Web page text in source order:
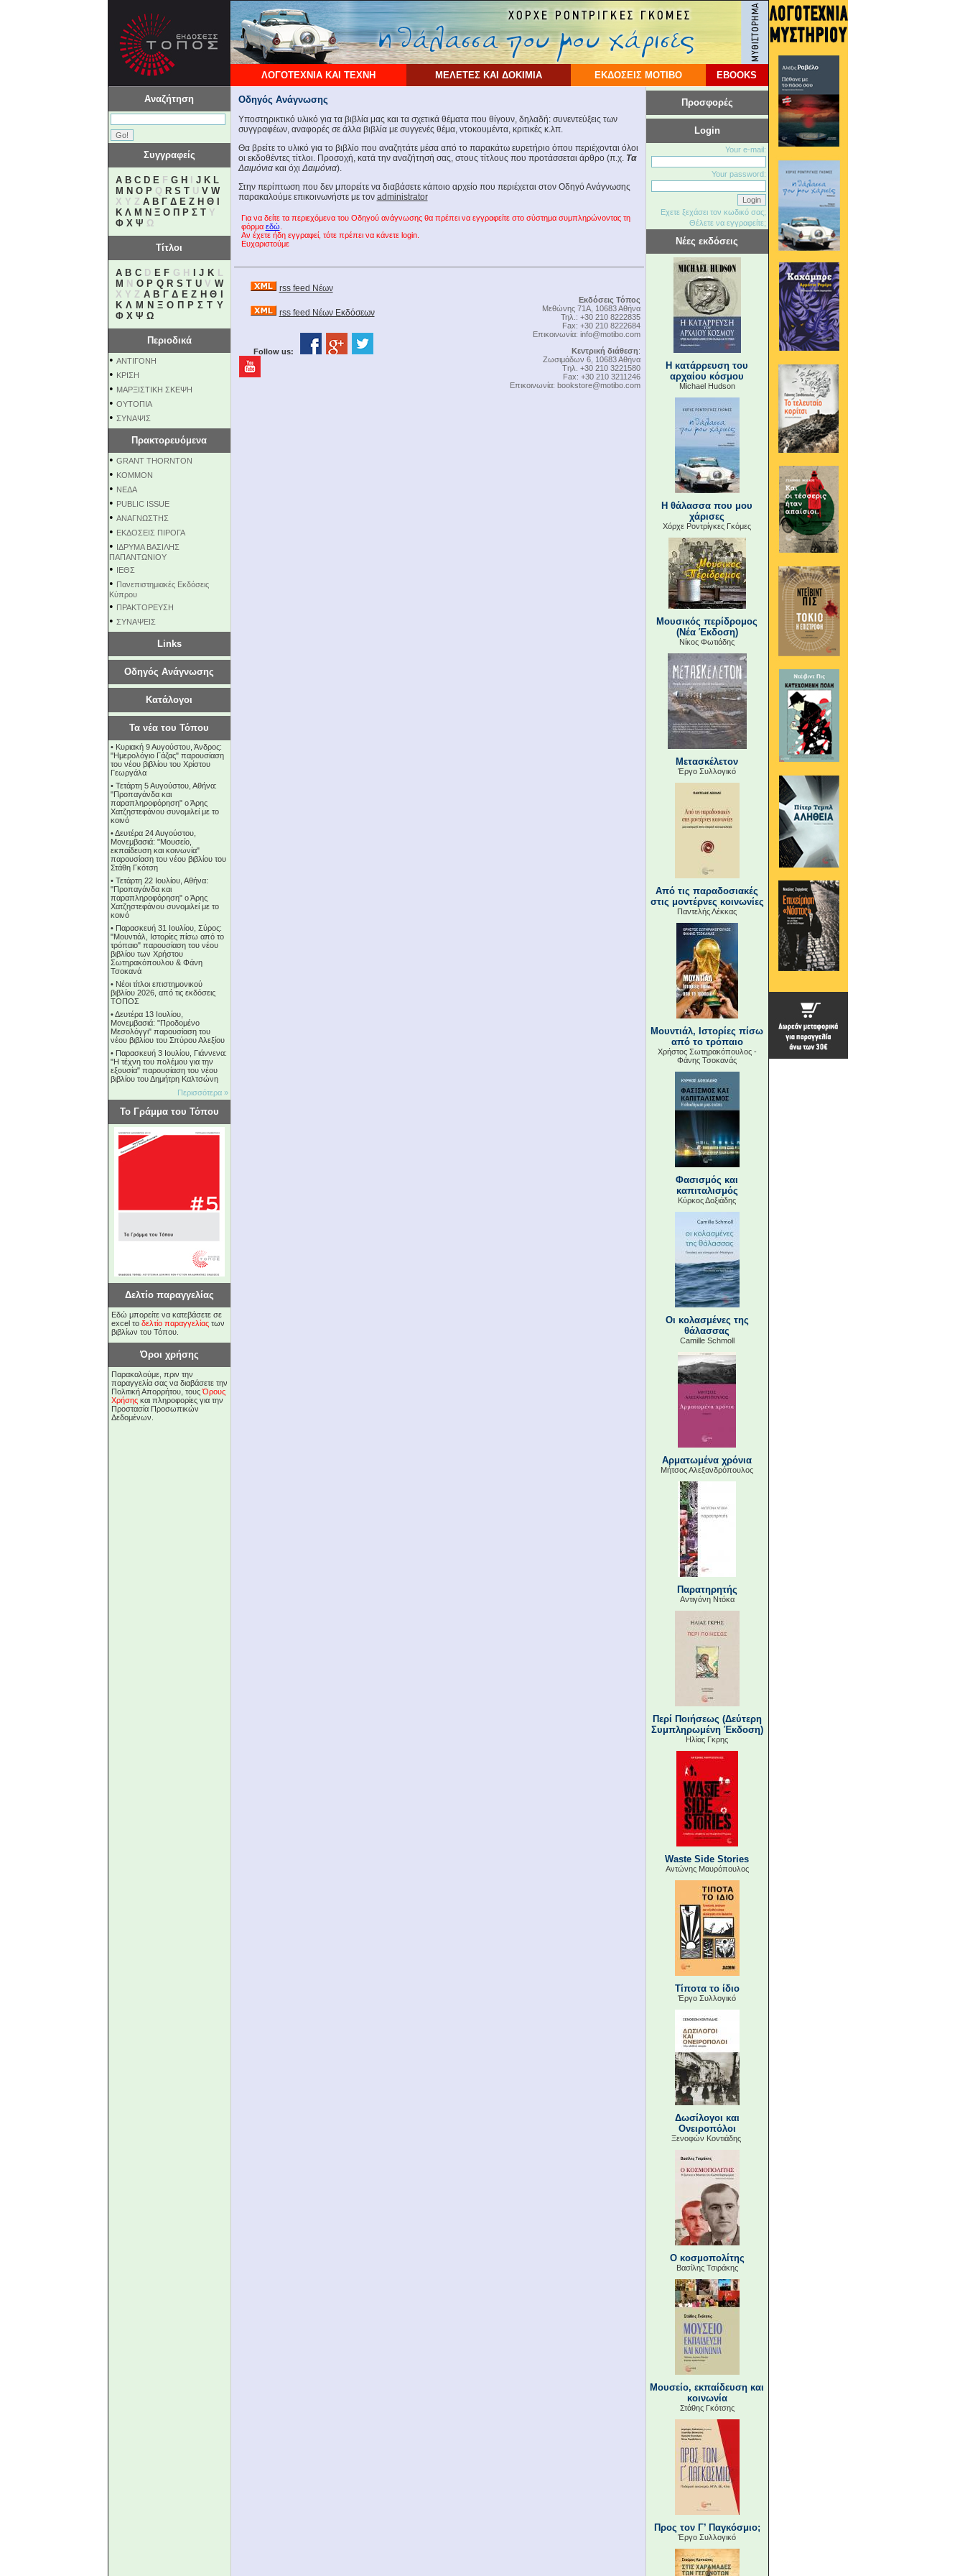
ΛΟΓΟΤΕΧΝΙΑ ΚΑΙ ΤΕΧΝΗ ΜΕΛΕΤΕΣ ΚΑΙ ΔΟΚΙΜΙΑ ΕΚΔΟΣΕΙΣ ΜΟΤΙΒΟ EBOOKS
Αναζήτηση
Συγγραφείς
A B C D EF G H J K L
M N O PQ R S TU V W
X Y Z Α Β Γ Δ Ε Ζ Η Θ
Κ Λ Μ Ν Ξ Ο Π Ρ Σ ΤΥ
Φ Χ Ψ Ω
Τίτλοι
A B CD E F G H J KL
M N O P Q R S T UV W
X Y Z Α Β Γ Δ Ε Ζ Η Θ
Κ Λ Μ Ν Ξ Ο Π Ρ Σ Τ Υ
Φ Χ Ψ Ω
Περιοδικά
• ΑΝΤΙΓΟΝΗ
• ΚΡΙΣΗ
• ΜΑΡΞΙΣΤΙΚΗ ΣΚΕΨΗ
• ΟΥΤΟΠΙΑ
• ΣΥΝΑΨΙΣ
Πρακτορευόμενα
• GRANT THORNTON
• KOMMON
• NEΔΑ
• PUBLIC ISSUE
• ΑΝΑΓΝΩΣΤΗΣ
• ΕΚΔΟΣΕΙΣ ΠΙΡΟΓΑ
• ΙΔΡΥΜΑ ΒΑΣΙΛΗΣ
ΠΑΠΑΝΤΩΝΙΟΥ
• ΙΕΘΣ
• Πανεπιστημιακές Εκδόσεις
Κύπρου
• ΠΡΑΚΤΟΡΕΥΣΗ
• ΣΥΝΑΨΕΙΣ
Links
Οδηγός Ανάγνωσης
Κατάλογοι
Τα νέα του Τόπου
• Κυριακή 9 Αυγούστου, Άνδρος:
"Ημερολόγιο Γάζας" παρουσίαση
του νέου βιβλίου του Χρίστου
Γεωργάλα
• Τετάρτη 5 Αυγούστου, Αθήνα:
"Προπαγάνδα και
παραπληροφόρηση" ο Άρης
Χατζηστεφάνου συνομιλεί με το
κοινό
•Δευτέρα 24 Αυγούστου,
Μονεμβασιά: "Μουσείο,
εκπαίδευση και κοινωνία"
παρουσίαση του νέου βιβλίου του
Στάθη Γκότση
• Τετάρτη 22 Ιουλίου, Αθήνα:
"Προπαγάνδα και
παραπληροφόρηση" ο Άρης
Χατζηστεφάνου συνομιλεί με το
κοινό
• Παρασκευή 31 Ιουλίου, Σύρος:
"Μουντιάλ, Ιστορίες πίσω από το
τρόπαιο" παρουσίαση του νέου
βιβλίου των Χρήστου
Σωτηρακόπουλου & Φάνη
Τσοκανά
• Νέοι τίτλοι επιστημονικού
βιβλίου 2026, από τις εκδόσεις
ΤΟΠΟΣ
•Δευτέρα 13 Ιουλίου,
Μονεμβασιά: "Προδομένο
Μεσολόγγι" παρουσίαση του
νέου βιβλίου του Σπύρου Αλεξίου
• Παρασκευή 3 Ιουλίου, Γιάννενα:
"Η τέχνη του πολέμου για την
εξουσία" παρουσίαση του νέου
βιβλίου του Δημήτρη Καλτσώνη
Περισσότερα »
Το Γράμμα του Τόπου
Δελτίο παραγγελίας
Εδώ μπορείτε να κατεβάσετε σε
excel το δελτίο παραγγελίαςτων
βιβλίων του Τόπου.
Όροι χρήσης
Παρακαλούμε, πριν την
παραγγελία σας να διαβάσετε την
Πολιτική Απορρήτου, τουςΌρους
Χρήσηςκαι πληροφορίες για την
Προστασία Προσωπικών
Δεδομένων.
Οδηγός Ανάγνωσης
Υποστηρικτικό υλικό για τα βιβλία μας και τα σχετικά θέματα που θίγουν, δηλαδή: συνεντεύξεις των
συγγραφέων, αναφορές σε άλλα βιβλία με συγγενές θέμα, ντοκουμέντα, κριτικές κ.λπ.
Θα βρείτε το υλικό για το βιβλίο που αναζητάτε μέσα από το παρακάτω ευρετήριο όπου περιέχονται όλοι
οι εκδοθέντες τίτλοι. Προσοχή, κατά την αναζήτησή σας, στους τίτλους που προτάσσεται άρθρο (π.χ. Τα
Δαιμόνιακαι όχιΔαιμόνια).
Στην περίπτωση που δεν μπορείτε να διαβάσετε κάποιο αρχείο που περιέχεται στον Οδηγό Ανάγνωσης
παρακαλούμε επικοινωνήστε με τον administrator
Για να δείτε τα περιεχόμενα του Οδηγού ανάγνωσης θα πρέπει να εγγραφείτε στο σύστημα συμπληρώνοντας τη
φόρμα εδώ
Αν έχετε ήδη εγγραφεί, τότε πρέπει να κάνετε login.
Ευχαριστούμε
rss feed Νέων
rss feed Νέων Εκδόσεων
Follow us:
Εκδόσεις Τόπος
Μεθώνης 71Α, 10683 Αθήνα
Τηλ.: +30 210 8222835
Fax: +30 210 8222684
Επικοινωνία: info@motibo.com
Κεντρική διάθεση:
Zωσιμάδων 6, 10683 Αθήνα
Tηλ. +30 210 3221580
Fax: +30 210 3211246
Επικοινωνία: bookstore@motibo.com
Προσφορές
Login
Your e-mail:
Your password:
Εχετε ξεχάσει τον κωδικό σας;
Θέλετε να εγγραφείτε;
Νέες εκδόσεις
Η κατάρρευση του
αρχαίου κόσμου
Michael Hudson
Η θάλασσα που μου
χάρισες
Χόρχε Ροντρίγκες Γκόμες
Μουσικός περίδρομος
(Νέα Έκδοση)
Νίκος Φωτιάδης
Μετασκέλετον
Έργο Συλλογικό
Από τις παραδοσιακές
στις μοντέρνες κοινωνίες
Παντελής Λέκκας
Μουντιάλ, Ιστορίες πίσω
από το τρόπαιο
Χρήστος Σωτηρακόπουλος -
Φάνης Τσοκανάς
Φασισμός και
καπιταλισμός
Κύρκος Δοξιάδης
Οι κολασμένες της
θάλασσας
Camille Schmoll
Αρματωμένα χρόνια
Μήτσος Αλεξανδρόπουλος
Παρατηρητής
Αντιγόνη Ντόκα
Περί Ποιήσεως (Δεύτερη
Συμπληρωμένη Έκδοση)
Ηλίας Γκρης
Waste Side Stories
Αντώνης Μαυρόπουλος
Τίποτα το ίδιο
Έργο Συλλογικό
Δωσίλογοι και
Ονειροπόλοι
Ξενοφών Κοντιάδης
Ο κοσμοπολίτης
Βασίλης Τσιράκης
Μουσείο, εκπαίδευση και
κοινωνία
Στάθης Γκότσης
Προς τον Γ’ Παγκόσμιο;
Έργο Συλλογικό